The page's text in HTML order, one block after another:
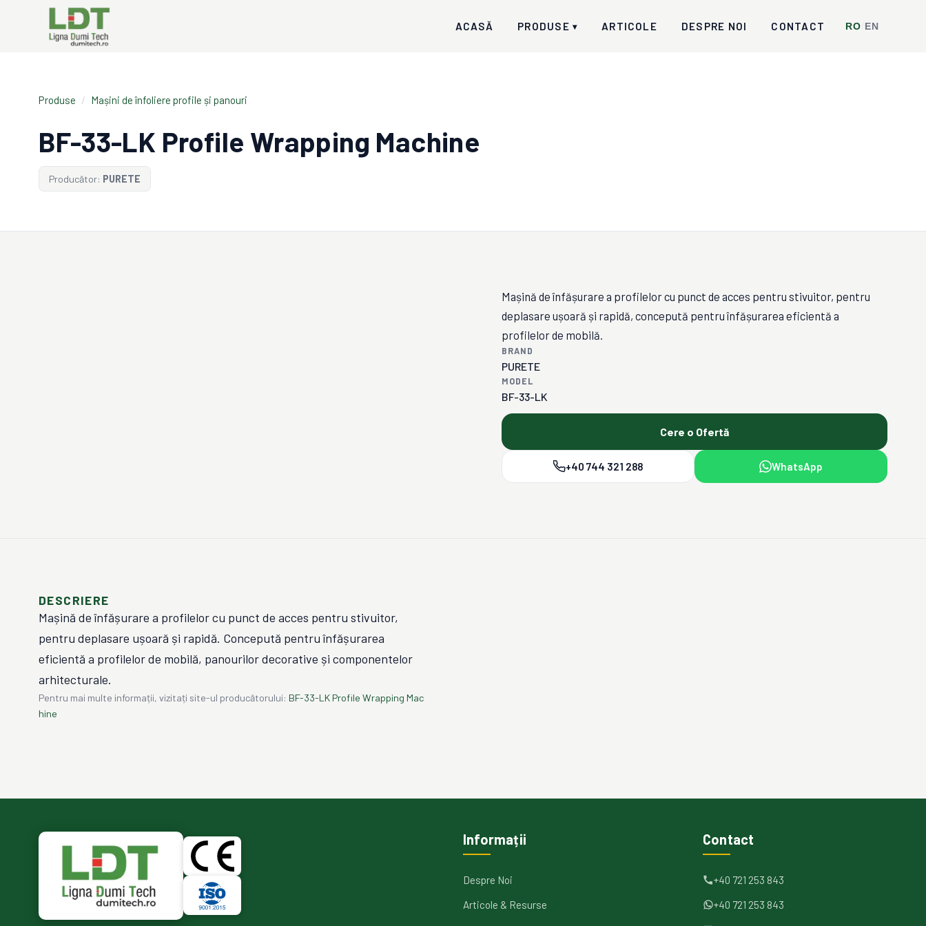
ACASĂ PRODUSE ▾ ARTICOLE DESPRE NOI CONTACT RO EN
Produse / Mașini de înfoliere profile și panouri
BF-33-LK Profile Wrapping Machine
Producător: PURETE
Mașină de înfășurare a profilelor cu punct de acces pentru stivuitor, pentru
deplasare ușoară și rapidă, concepută pentru înfășurarea eficientă a
profilelor de mobilă.
BRAND
PURETE
MODEL
BF-33-LK
Cere o Ofertă
+40 744 321 288 WhatsApp
DESCRIERE
Mașină de înfășurare a profilelor cu punct de acces pentru stivuitor,
pentru deplasare ușoară și rapidă. Concepută pentru înfășurarea
eficientă a profilelor de mobilă, panourilor decorative și componentelor
arhitecturale.
Pentru mai multe informații, vizitați site-ul producătorului: BF-33-LK Profile Wrapping Mac
hine
Informații
Despre Noi
Articole & Resurse
Contact
+40 721 253 843
+40 721 253 843